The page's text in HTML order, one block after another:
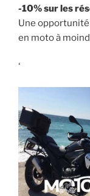
-10% sur les
Une opportunité
en moto à
‘